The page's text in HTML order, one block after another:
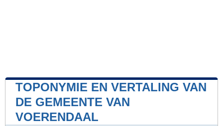
TOPONYMIE EN VERTALING VAN
DE GEMEENTE VAN
VOERENDAAL